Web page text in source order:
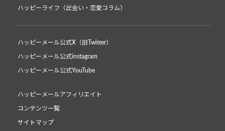
ハッピーライフ（出会い・恋愛コラム）
ハッピーメール公式X（旧Twitter）
ハッピーメール公式instagram
ハッピーメール公式YouTube
ハッピーメールアフィリエイト
コンテンツ一覧
サイトマップ